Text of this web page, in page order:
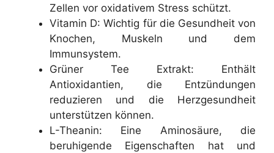
Zellen vor oxidativem Stress schützt.
Vitamin D: Wichtig für die Gesundheit von
Knochen, Muskeln und dem
Immunsystem.
Grüner Tee Extrakt: Enthält
Antioxidantien, die Entzündungen
reduzieren und die Herzgesundheit
unterstützen können.
L-Theanin: Eine Aminosäure, die
beruhigende Eigenschaften hat und